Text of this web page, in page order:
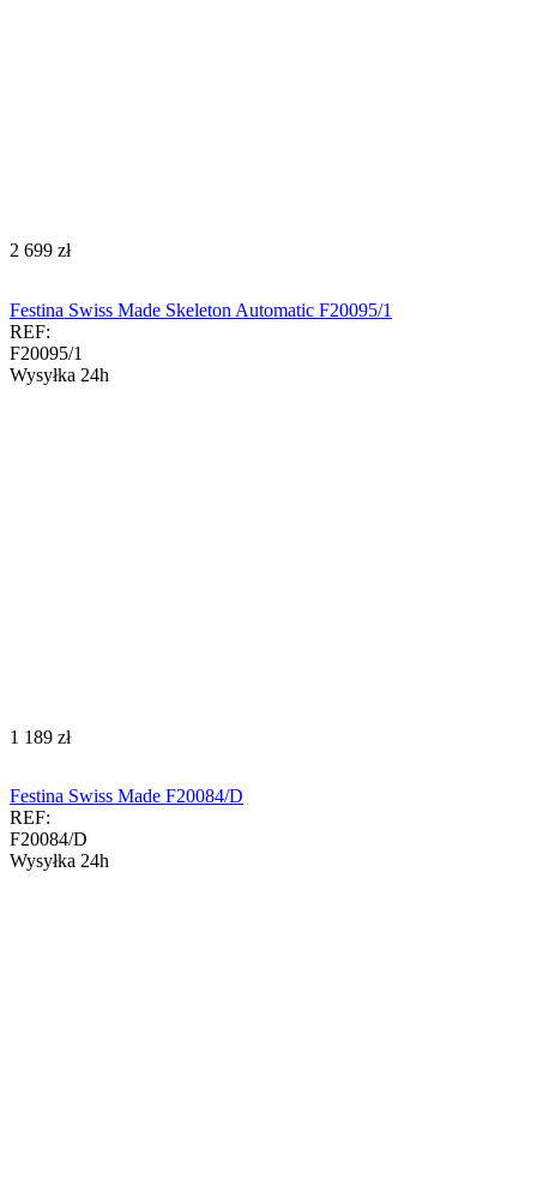
‍2 699‍ zł
Festina Swiss Made Skeleton Automatic F20095/1
REF:
F20095/1
Wysyłka 24h
‍1 189‍ zł
Festina Swiss Made F20084/D
REF:
F20084/D
Wysyłka 24h